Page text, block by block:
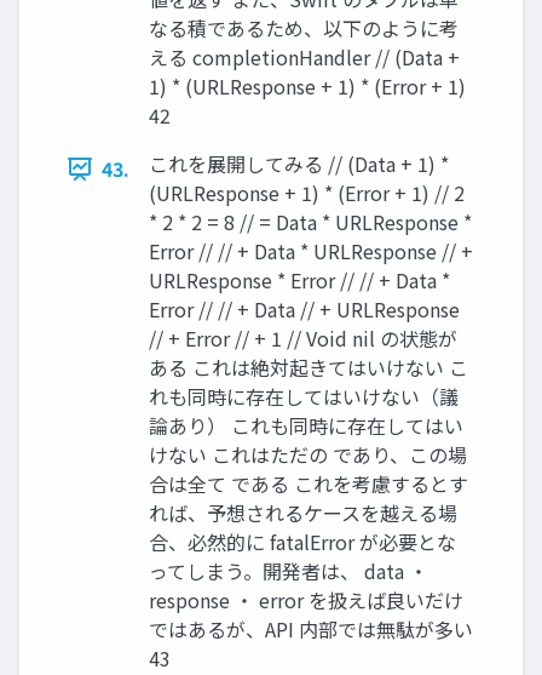
なる積であるため、以下のように考
える completionHandler // (Data +
1) * (URLResponse + 1) * (Error + 1)
42
43.
これを展開してみる // (Data + 1) *
(URLResponse + 1) * (Error + 1) // 2
* 2 * 2 = 8 // = Data * URLResponse *
Error // // + Data * URLResponse // +
URLResponse * Error // // + Data *
Error // // + Data // + URLResponse
// + Error // + 1 // Void nil の状態が
ある これは絶対起きてはいけない こ
れも同時に存在してはいけない（議
論あり） これも同時に存在してはい
けない これはただの であり、この場
合は全て である これを考慮するとす
れば、予想されるケースを越える場
合、必然的に fatalError が必要とな
ってしまう。開発者は、 data ・
response ・ error を扱えば良いだけ
ではあるが、API 内部では無駄が多い
43